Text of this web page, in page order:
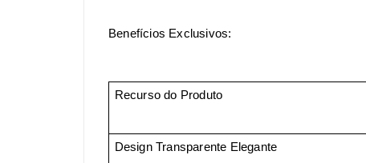
Benefícios Exclusivos:
Recurso do Produto
Design Transparente Elegante